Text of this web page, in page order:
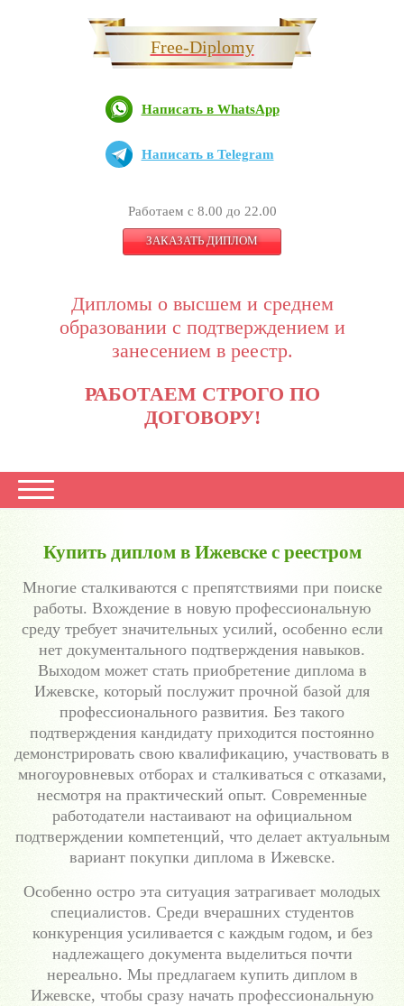
Free-Diplomy
Написать в WhatsApp
Написать в Telegram
Работаем с 8.00 до 22.00
ЗАКАЗАТЬ ДИПЛОМ
Дипломы о высшем и среднем
образовании с подтверждением и
занесением в реестр.
РАБОТАЕМ СТРОГО ПО
ДОГОВОРУ!
Купить диплом в Ижевске с реестром
Многие сталкиваются с препятствиями при поиске
работы. Вхождение в новую профессиональную
среду требует значительных усилий, особенно если
нет документального подтверждения навыков.
Выходом может стать приобретение диплома в
Ижевске, который послужит прочной базой для
профессионального развития. Без такого
подтверждения кандидату приходится постоянно
демонстрировать свою квалификацию, участвовать в
многоуровневых отборах и сталкиваться с отказами,
несмотря на практический опыт. Современные
работодатели настаивают на официальном
подтверждении компетенций, что делает актуальным
вариант покупки диплома в Ижевске.
Особенно остро эта ситуация затрагивает молодых
специалистов. Среди вчерашних студентов
конкуренция усиливается с каждым годом, и без
надлежащего документа выделиться почти
нереально. Мы предлагаем купить диплом в
Ижевске, чтобы сразу начать профессиональную